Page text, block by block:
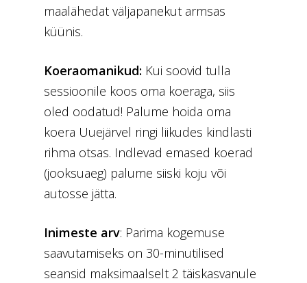
maalähedat väljapanekut armsas
küünis.
Koeraomanikud: Kui soovid tulla
sessioonile koos oma koeraga, siis
oled oodatud! Palume hoida oma
koera Uuejärvel ringi liikudes kindlasti
rihma otsas. Indlevad emased koerad
(jooksuaeg) palume siiski koju või
autosse jätta.
Inimeste arv: Parima kogemuse
saavutamiseks on 30-minutilised
seansid maksimaalselt 2 täiskasvanule